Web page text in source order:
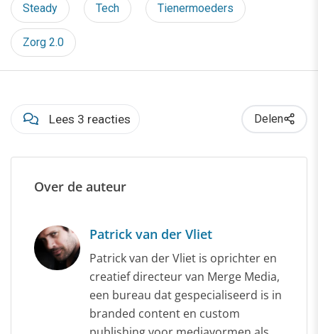
Steady Tech Tienermoeders
Zorg 2.0
Lees 3 reacties Delen
Over de auteur
Patrick van der Vliet
Patrick van der Vliet is oprichter en
creatief directeur van Merge Media,
een bureau dat gespecialiseerd is in
branded content en custom